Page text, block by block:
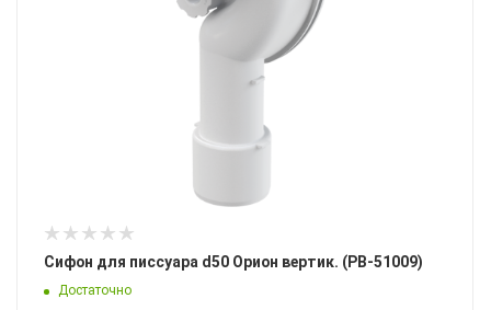
Сифон для писсуара d50 Орион вертик. (РВ-51009)
Достаточно